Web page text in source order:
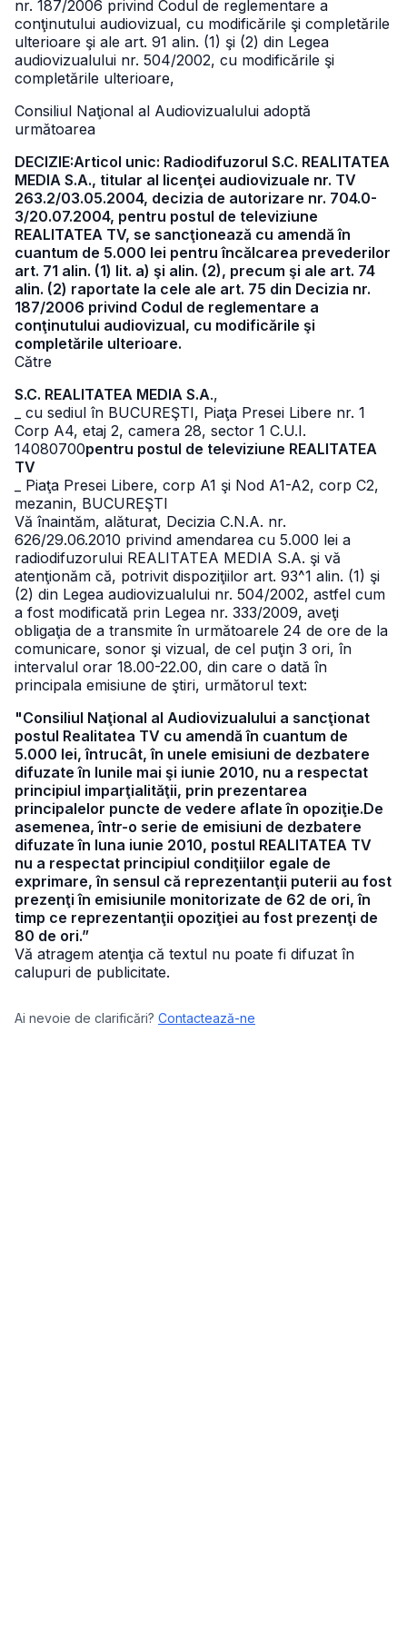
nr. 187/2006 privind Codul de reglementare a
conţinutului audiovizual, cu modificările şi completările
ulterioare şi ale art. 91 alin. (1) şi (2) din Legea
audiovizualului nr. 504/2002, cu modificările şi
completările ulterioare,
Consiliul Naţional al Audiovizualului adoptă
următoarea
DECIZIE:Articol unic: Radiodifuzorul S.C. REALITATEA
MEDIA S.A., titular al licenţei audiovizuale nr. TV
263.2/03.05.2004, decizia de autorizare nr. 704.0-
3/20.07.2004, pentru postul de televiziune
REALITATEA TV, se sancţionează cu amendă în
cuantum de 5.000 lei pentru încălcarea prevederilor
art. 71 alin. (1) lit. a) şi alin. (2), precum şi ale art. 74
alin. (2) raportate la cele ale art. 75 din Decizia nr.
187/2006 privind Codul de reglementare a
conţinutului audiovizual, cu modificările şi
completările ulterioare.
Către
S.C. REALITATEA MEDIA S.A.,
_ cu sediul în BUCUREŞTI, Piaţa Presei Libere nr. 1
Corp A4, etaj 2, camera 28, sector 1 C.U.I.
14080700pentru postul de televiziune REALITATEA
TV
_ Piaţa Presei Libere, corp A1 şi Nod A1-A2, corp C2,
mezanin, BUCUREŞTI
Vă înaintăm, alăturat, Decizia C.N.A. nr.
626/29.06.2010 privind amendarea cu 5.000 lei a
radiodifuzorului REALITATEA MEDIA S.A. şi vă
atenţionăm că, potrivit dispoziţiilor art. 93^1 alin. (1) şi
(2) din Legea audiovizualului nr. 504/2002, astfel cum
a fost modificată prin Legea nr. 333/2009, aveţi
obligaţia de a transmite în următoarele 24 de ore de la
comunicare, sonor şi vizual, de cel puţin 3 ori, în
intervalul orar 18.00-22.00, din care o dată în
principala emisiune de ştiri, următorul text:
"Consiliul Naţional al Audiovizualului a sancţionat
postul Realitatea TV cu amendă în cuantum de
5.000 lei, întrucât, în unele emisiuni de dezbatere
difuzate în lunile mai şi iunie 2010, nu a respectat
principiul imparţialităţii, prin prezentarea
principalelor puncte de vedere aflate în opoziţie.De
asemenea, într-o serie de emisiuni de dezbatere
difuzate în luna iunie 2010, postul REALITATEA TV
nu a respectat principiul condiţiilor egale de
exprimare, în sensul că reprezentanţii puterii au fost
prezenţi în emisiunile monitorizate de 62 de ori, în
timp ce reprezentanţii opoziţiei au fost prezenţi de
80 de ori.”
Vă atragem atenţia că textul nu poate fi difuzat în
calupuri de publicitate.
Ai nevoie de clarificări? Contactează-ne